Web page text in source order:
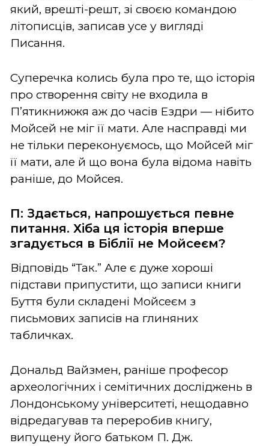
який, врешті-решт, зі своєю командою
літописців, записав усе у вигляді
Писання.
Суперечка колись була про те, що історія
про створення світу не входила в
П’ятикнижжя аж до часів Ездри — нібито
Мойсей не міг її мати. Але насправді ми
не тільки переконуємось, що Мойсей міг
її мати, але й що вона була відома навіть
раніше, до Мойсея.
П: Здається, напрошується певне
питання. Хіба ця історія вперше
згадується в Біблії не Мойсеєм?
Відповідь “Так.” Але є дуже хороші
підстави припустити, що записи книги
Буття були складені Мойсеєм з
письмових записів на глиняних
табличках.
Дональд Вайзмен, раніше професор
археологічних і семітичних досліджень в
Лондонському університеті, нещодавно
відредагував та переробив книгу,
випущену його батьком П. Дж.